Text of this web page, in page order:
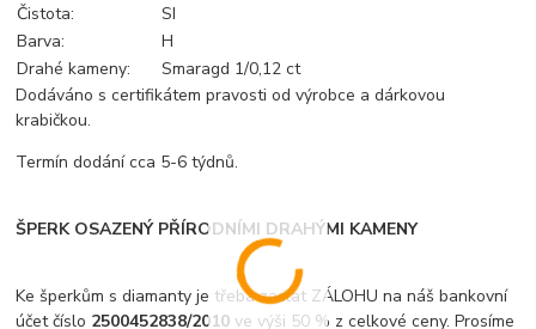
Čistota:
SI
Barva:
H
Drahé kameny:
Smaragd 1/0,12 ct
Dodáváno s certifikátem pravosti od výrobce a dárkovou
krabičkou.
Termín dodání cca 5-6 týdnů.
ŠPERK OSAZENÝ PŘÍRODNÍMI DRAHÝMI KAMENY
Ke šperkům s diamanty je třeba zaslat ZÁLOHU na náš bankovní
účet číslo 2500452838/2010 ve výši 50 % z celkové ceny. Prosíme